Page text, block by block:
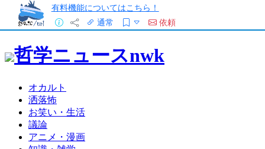
有料機能についてはこちら！
通常
依頼